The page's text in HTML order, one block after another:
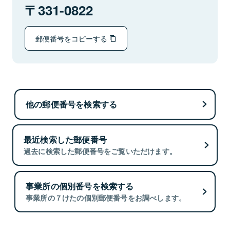
331-0822
郵便番号をコピーする
他の郵便番号を検索する
最近検索した郵便番号
過去に検索した郵便番号をご覧いただけます。
事業所の個別番号を検索する
事業所の７けたの個別郵便番号をお調べします。